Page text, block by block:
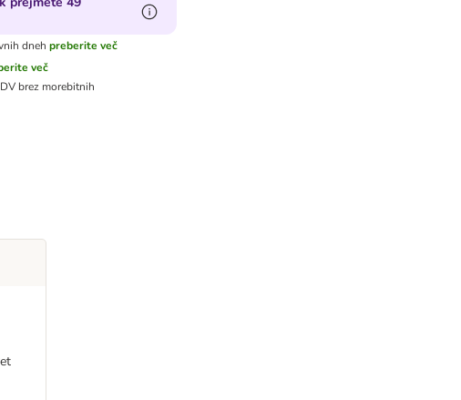
dneh preberite več
več
brez morebitnih